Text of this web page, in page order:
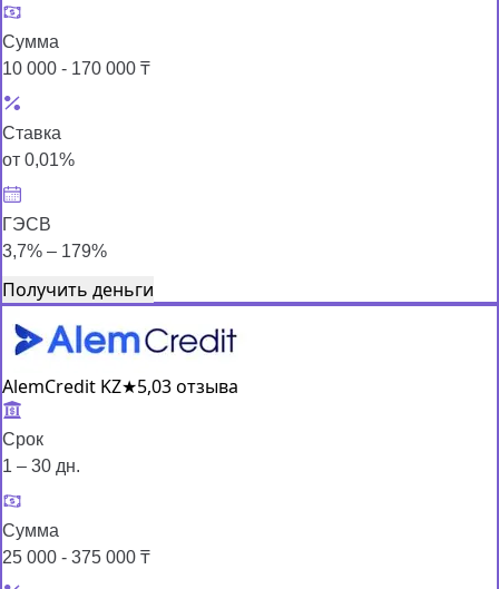
Сумма
10 000 - 170 000 ₸
Ставка
от 0,01%
ГЭСВ
3,7% – 179%
Получить деньги
AlemCredit KZ★5,03 отзыва
Срок
1 – 30 дн.
Сумма
25 000 - 375 000 ₸